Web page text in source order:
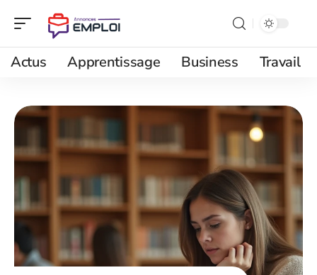
Actus Apprentissage Business Travail